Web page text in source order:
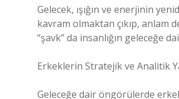
Gelecek, ışığın ve enerjinin
kavram olmaktan çıkıp, anlam
“şavk” da insanlığın geleceğe
Erkeklerin Stratejik ve Analitik
Geleceğe dair öngörülerde